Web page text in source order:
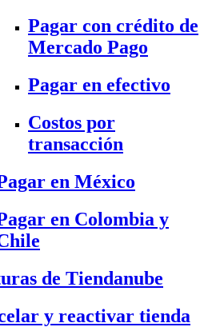
Pagar con crédito de
Mercado Pago
Pagar en efectivo
Costos por
transacción
en México
en Colombia y
de Tiendanube
y reactivar tienda